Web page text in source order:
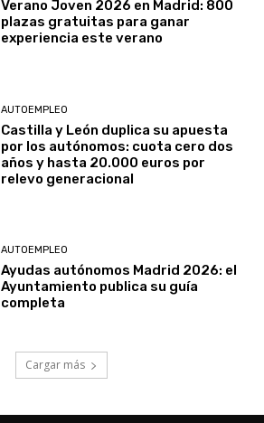
Verano Joven 2026 en Madrid: 800
plazas gratuitas para ganar
experiencia este verano
AUTOEMPLEO
Castilla y León duplica su apuesta
por los autónomos: cuota cero dos
años y hasta 20.000 euros por
relevo generacional
AUTOEMPLEO
Ayudas autónomos Madrid 2026: el
Ayuntamiento publica su guía
completa
Cargar más